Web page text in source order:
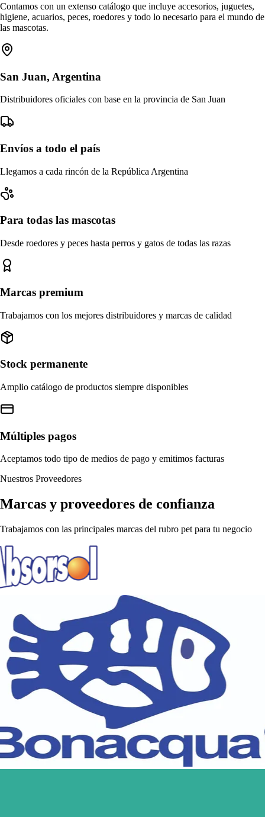
Contamos con un extenso catálogo que incluye accesorios, juguetes,
higiene, acuarios, peces, roedores y todo lo necesario para el mundo de
las mascotas.
San Juan, Argentina
Distribuidores oficiales con base en la provincia de San Juan
Envíos a todo el país
Llegamos a cada rincón de la República Argentina
Para todas las mascotas
Desde roedores y peces hasta perros y gatos de todas las razas
Marcas premium
Trabajamos con los mejores distribuidores y marcas de calidad
Stock permanente
Amplio catálogo de productos siempre disponibles
Múltiples pagos
Aceptamos todo tipo de medios de pago y emitimos facturas
Nuestros Proveedores
Marcas y proveedores de confianza
Trabajamos con las principales marcas del rubro pet para tu negocio